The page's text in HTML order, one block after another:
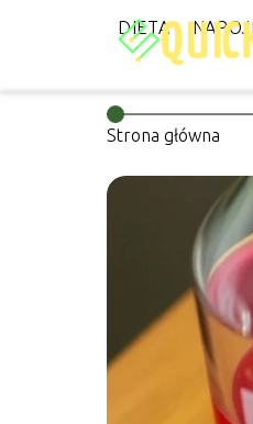
DIETA
Strona główna